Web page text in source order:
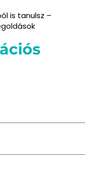
is tanulsz –